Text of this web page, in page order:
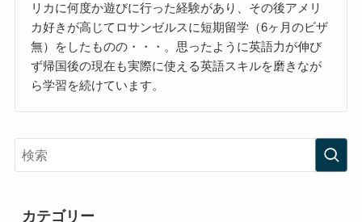
リカに何度か遊びに行った経験があり、その後アメリ
カ好きが高じてロサンゼルスに短期留学（6ヶ月のビザ
無）をしたものの・・・。思ったように英語力が伸び
ず帰国後の現在も実際に使える英語スキルを磨きなが
ら学習を続けています。
カテゴリー